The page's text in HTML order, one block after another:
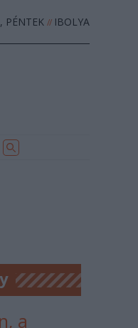
PÉNTEK //IBOLYA
a